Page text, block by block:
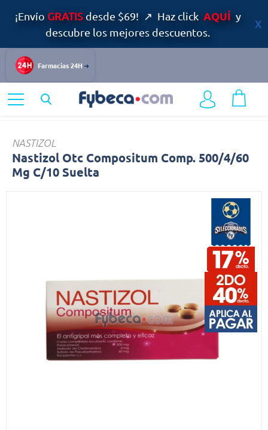
¡Envío GRATISdesde $69! ↗ Haz click AQUÍ y
descubre los mejores descuentos.
Farmacias 24H
Respiratorio
NASTIZOL
Nastizol Otc Compositum Comp. 500/4/60
Mg C/10 Suelta